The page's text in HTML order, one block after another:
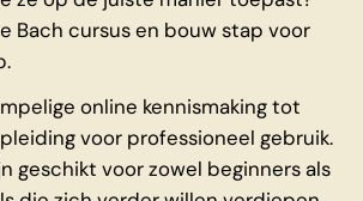
Bach cursus en bouw stap voor
online kennismaking tot
voor professioneel gebruik.
geschikt voor zowel beginners als